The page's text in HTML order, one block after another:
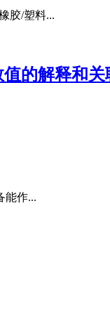
胶/塑料...
的解释和关
能作...